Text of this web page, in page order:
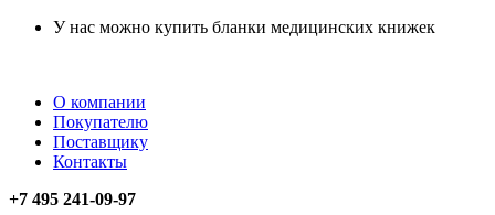
У нас можно купить бланки медицинских книжек
О компании
Покупателю
Поставщику
Контакты
+7 495 241-09-97